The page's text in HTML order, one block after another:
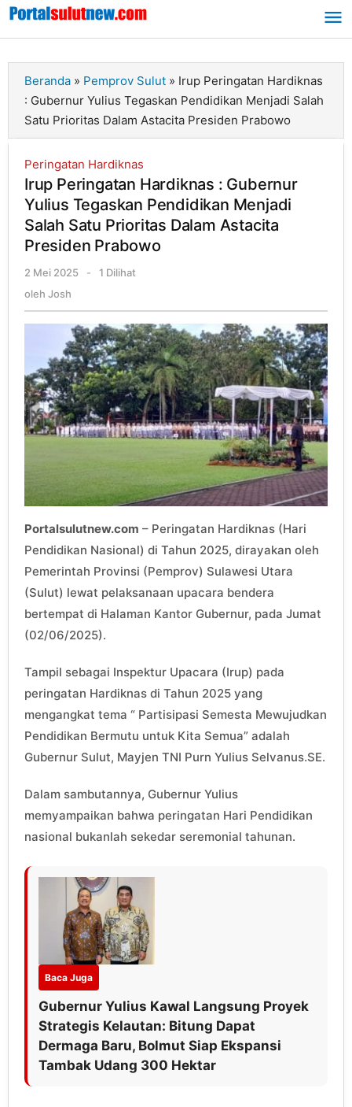
Lewati
Beranda » Pemprov Sulut » Irup Peringatan Hardiknas
: Gubernur Yulius Tegaskan Pendidikan Menjadi Salah
Satu Prioritas Dalam Astacita Presiden Prabowo
Peringatan Hardiknas
Irup Peringatan Hardiknas : Gubernur
Yulius Tegaskan Pendidikan Menjadi
Salah Satu Prioritas Dalam Astacita
Presiden Prabowo
2 Mei 2025
oleh
-
1 Dilihat
oleh Josh
Portalsulutnew.com – Peringatan Hardiknas (Hari
Pendidikan Nasional) di Tahun 2025, dirayakan oleh
Pemerintah Provinsi (Pemprov) Sulawesi Utara
(Sulut) lewat pelaksanaan upacara bendera
bertempat di Halaman Kantor Gubernur, pada Jumat
(02/06/2025).
Tampil sebagai Inspektur Upacara (Irup) pada
peringatan Hardiknas di Tahun 2025 yang
mengangkat tema “ Partisipasi Semesta Mewujudkan
Pendidikan Bermutu untuk Kita Semua” adalah
Gubernur Sulut, Mayjen TNI Purn Yulius Selvanus.SE.
Dalam sambutannya, Gubernur Yulius
memyampaikan bahwa peringatan Hari Pendidikan
nasional bukanlah sekedar seremonial tahunan.
Baca Juga
Gubernur Yulius Kawal Langsung Proyek
Strategis Kelautan: Bitung Dapat
Dermaga Baru, Bolmut Siap Ekspansi
Tambak Udang 300 Hektar